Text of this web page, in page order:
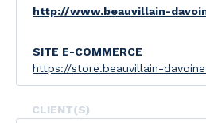
http://www.beauvillain-
SITE E-COMMERCE
https://store.beauvillain-
CLIENT(S)